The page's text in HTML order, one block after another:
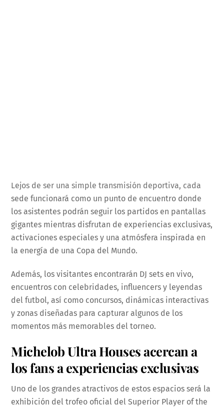
Lejos de ser una simple transmisión deportiva, cada
sede funcionará como un punto de encuentro donde
los asistentes podrán seguir los partidos en pantallas
gigantes mientras disfrutan de experiencias exclusivas,
activaciones especiales y una atmósfera inspirada en
la energía de una Copa del Mundo.
Además, los visitantes encontrarán DJ sets en vivo,
encuentros con celebridades, influencers y leyendas
del futbol, así como concursos, dinámicas interactivas
y zonas diseñadas para capturar algunos de los
momentos más memorables del torneo.
Michelob Ultra Houses acercan a
los fans a experiencias exclusivas
Uno de los grandes atractivos de estos espacios será la
exhibición del trofeo oficial del Superior Player of the